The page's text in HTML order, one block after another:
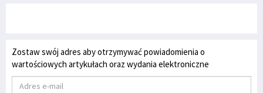
Zostaw swój adres aby otrzymywać powiadomienia o
wartościowych artykułach oraz wydania elektroniczne